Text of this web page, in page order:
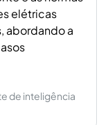
elétricas
abordando a
de inteligência